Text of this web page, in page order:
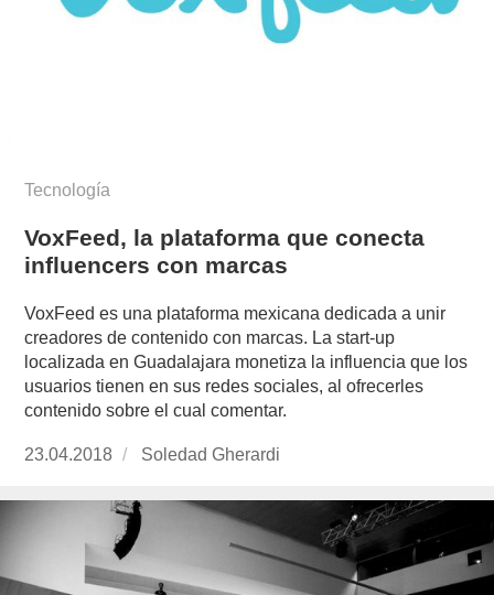
Tecnología
VoxFeed, la plataforma que conecta
influencers con marcas
VoxFeed es una plataforma mexicana dedicada a unir
creadores de contenido con marcas. La start-up
localizada en Guadalajara monetiza la influencia que los
usuarios tienen en sus redes sociales, al ofrecerles
contenido sobre el cual comentar.
Publicado
23.04.2018
https://www.experimenta.es/author/soledad-
Soledad Gherardi